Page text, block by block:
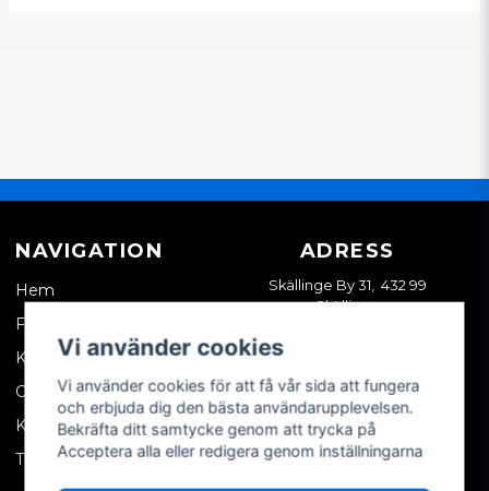
NAVIGATION
Hem
Företagskund
Kontakta oss
Om oss
Köpvillkor
Tips & trix
ADRESS
Skällinge By 31, 432 99
Skällinge
Vi använder cookies
Vi använder cookies för att få vår sida att fungera
och erbjuda dig den bästa användarupplevelsen.
Bekräfta ditt samtycke genom att trycka på
Acceptera alla eller redigera genom inställningarna